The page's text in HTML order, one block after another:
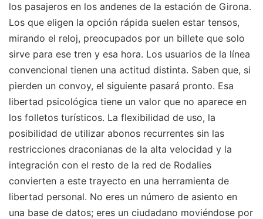
los pasajeros en los andenes de la estación de Girona.
Los que eligen la opción rápida suelen estar tensos,
mirando el reloj, preocupados por un billete que solo
sirve para ese tren y esa hora. Los usuarios de la línea
convencional tienen una actitud distinta. Saben que, si
pierden un convoy, el siguiente pasará pronto. Esa
libertad psicológica tiene un valor que no aparece en
los folletos turísticos. La flexibilidad de uso, la
posibilidad de utilizar abonos recurrentes sin las
restricciones draconianas de la alta velocidad y la
integración con el resto de la red de Rodalies
convierten a este trayecto en una herramienta de
libertad personal. No eres un número de asiento en
una base de datos; eres un ciudadano moviéndose por